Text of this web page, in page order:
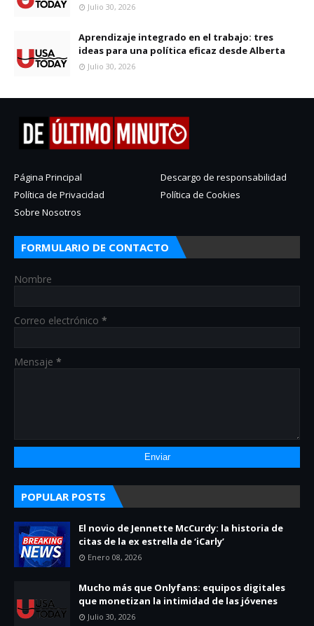
Julio 30, 2026
Aprendizaje integrado en el trabajo: tres
ideas para una política eficaz desde Alberta
Julio 30, 2026
Página Principal
Descargo de responsabilidad
Política de Privacidad
Política de Cookies
Sobre Nosotros
FORMULARIO DE CONTACTO
Nombre
Correo electrónico *
Mensaje *
POPULAR POSTS
El novio de Jennette McCurdy: la historia de
citas de la ex estrella de ‘iCarly’
Enero 08, 2026
Mucho más que Onlyfans: equipos digitales
que monetizan la intimidad de las jóvenes
Julio 30, 2026